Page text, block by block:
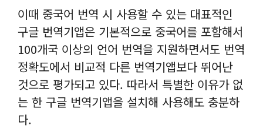
이때 중국어 번역 시 사용할 수 있는 대표적인
구글 번역기앱은 기본적으로 중국어를 포함해서
100개국 이상의 언어 번역을 지원하면서도 번역
정확도에서 비교적 다른 번역기앱보다 뛰어난
것으로 평가되고 있다. 따라서 특별한 이유가 없
는 한 구글 번역기앱을 설치해 사용해도 충분하
다.